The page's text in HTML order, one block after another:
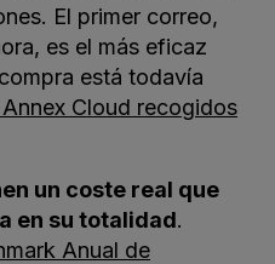
El primer correo,
es el más eficaz
está todavía
Cloud recogidos
un coste real que
en su totalidad.
Anual de